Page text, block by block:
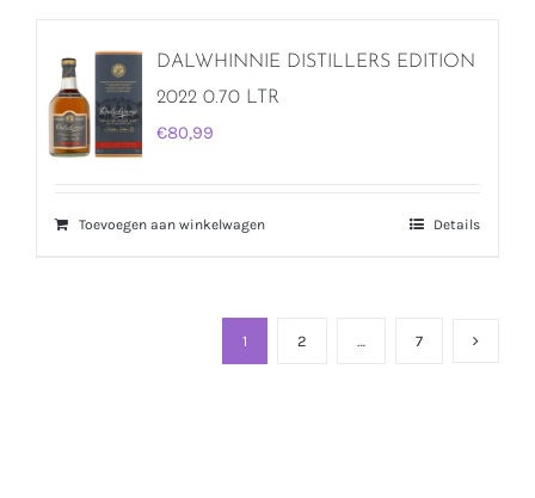
DALWHINNIE DISTILLERS EDITION
2022 0.70 LTR
€80,99
Toevoegen aan winkelwagen Details
1 2 … 7